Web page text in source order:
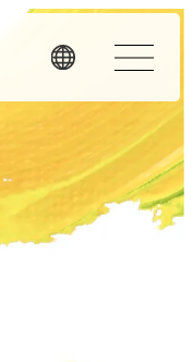
して顧客体験を重
に価値を提供しま